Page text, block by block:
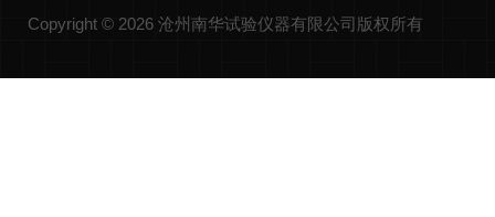
Copyright © 2026 沧州南华试验仪器有限公司版权所有